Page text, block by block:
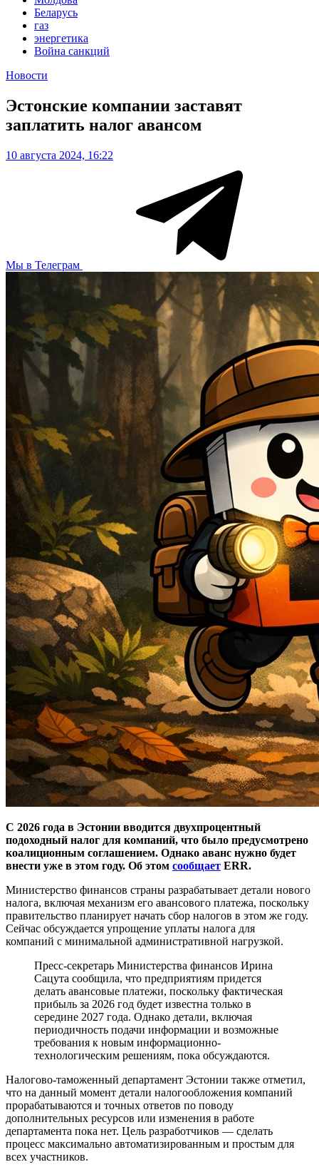
Беларусь
газ
энергетика
Война санкций
Новости
Эстонские компании заставят
заплатить налог авансом
10 августа 2024, 16:22
Мы в Телеграм
С 2026 года в Эстонии вводится двухпроцентный
подоходный налог для компаний, что было предусмотрено
коалиционным соглашением. Однако аванс нужно будет
внести уже в этом году. Об этом сообщает ERR.
Министерство финансов страны разрабатывает детали нового
налога, включая механизм его авансового платежа, поскольку
правительство планирует начать сбор налогов в этом же году.
Сейчас обсуждается упрощение уплаты налога для
компаний с минимальной административной нагрузкой.
Пресс-секретарь Министерства финансов Ирина
Сацута сообщила, что предприятиям придется
делать авансовые платежи, поскольку фактическая
прибыль за 2026 год будет известна только в
середине 2027 года. Однако детали, включая
периодичность подачи информации и возможные
требования к новым информационно-
технологическим решениям, пока обсуждаются.
Налогово-таможенный департамент Эстонии также отметил,
что на данный момент детали налогообложения компаний
прорабатываются и точных ответов по поводу
дополнительных ресурсов или изменения в работе
департамента пока нет. Цель разработчиков — сделать
процесс максимально автоматизированным и простым для
всех участников.